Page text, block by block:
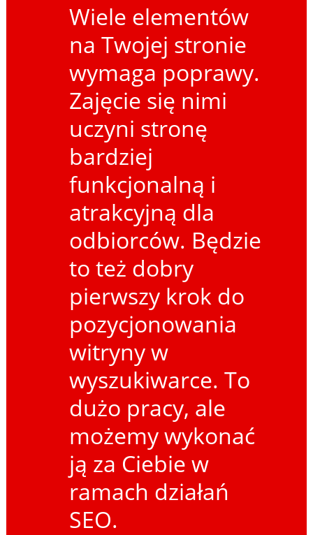
Wiele elementów
na Twojej stronie
wymaga poprawy.
Zajęcie się nimi
uczyni stronę
bardziej
funkcjonalną i
atrakcyjną dla
odbiorców. Będzie
to też dobry
pierwszy krok do
pozycjonowania
witryny w
wyszukiwarce. To
dużo pracy, ale
możemy wykonać
ją za Ciebie w
ramach działań
SEO.